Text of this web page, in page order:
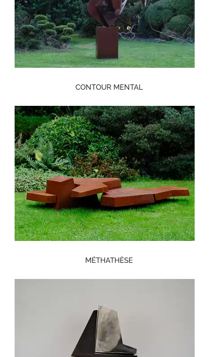
CONTOUR MENTAL
MÉTHATHÈSE